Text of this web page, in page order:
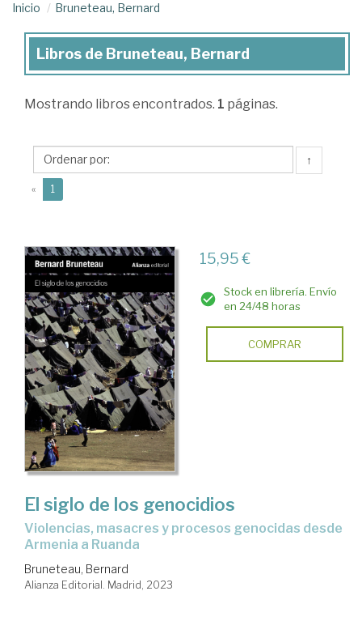
Inicio Bruneteau, Bernard
Libros
Bruneteau,
Libros de Bruneteau, Bernard
Mostrando libros encontrados. 1 páginas.
↑
« 1
15,95 €
Stock en librería. Envío
en 24/48 horas
COMPRAR
El siglo de los genocidios
violencias, masacres y procesos genocidas desde
Armenia a Ruanda
Bruneteau, Bernard
Alianza Editorial. Madrid, 2023